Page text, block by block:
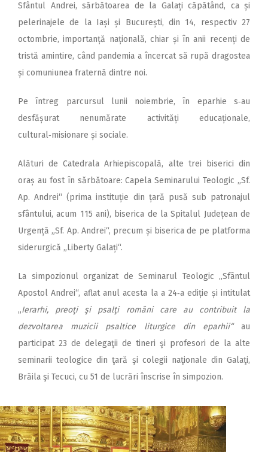
Sfântul Andrei, sărbătoarea de la Galați căpătând, ca și
pelerinajele de la Iași și București, din 14, respectiv 27
octombrie, importanță na­țională, chiar și în anii recenți de
tristă amintire, când pandemia a încercat să rupă dragostea
și comuniunea fraternă dintre noi.
Pe întreg parcursul lunii noiembrie, în eparhie s‑au
desfășurat nenumărate activități educaționale,
cultural‑misionare și sociale.
Alături de Catedrala Arhiepiscopală, alte trei biserici din
oraș au fost în sărbătoare: Capela Seminarului Teologic „Sf.
Ap. Andrei“ (prima instituție din țară pusă sub patronajul
sfântului, acum 115 ani), biserica de la Spitalul Județean de
Urgență „Sf. Ap. Andrei“, precum și biserica de pe platforma
siderurgică „Liberty Galați“.
La simpozionul organizat de Seminarul Teologic „Sfântul
Apostol Andrei“, aflat anul acesta la a 24‑a ediție și intitulat
„Ierarhi, preoţi şi psalţi români care au contribuit la
dezvoltarea muzicii psaltice liturgice din eparhii“au
participat 23 de delegaţii de tineri şi profesori de la alte
seminarii teologice din ţară şi colegii naţionale din Galaţi,
Brăila şi Tecuci, cu 51 de lucrări înscrise în simpozion.